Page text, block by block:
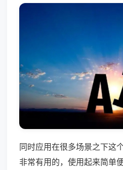
同时应用在很多场景之下这
非常有用的，使用起来简单